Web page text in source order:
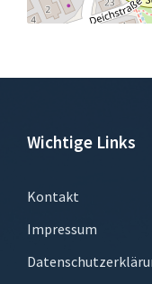
Wichtige Links
Kontakt
Impressum